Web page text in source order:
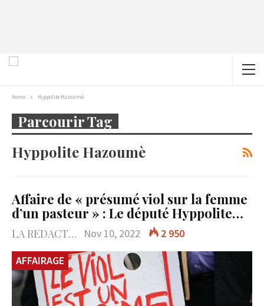
Home Hyppolite Hazoumè
Parcourir Tag
Hyppolite Hazoumè
Affaire de « présumé viol sur la femme
d’un pasteur » : Le député Hyppolite…
LA REDACTION Nov 10, 2022
2 950
AFFAIRAGE